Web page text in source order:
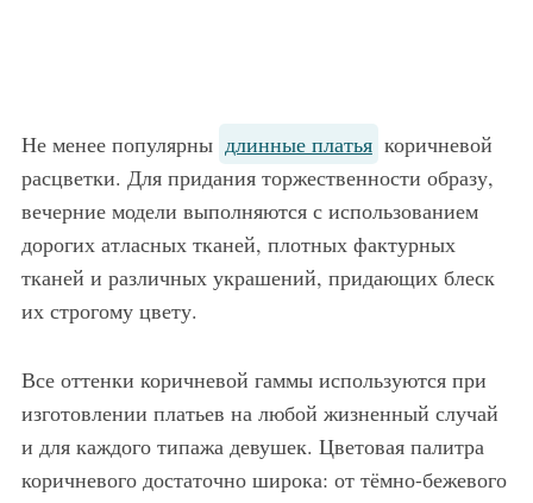
Не менее популярны длинные платья коричневой
расцветки. Для придания торжественности образу,
вечерние модели выполняются с использованием
дорогих атласных тканей, плотных фактурных
тканей и различных украшений, придающих блеск
их строгому цвету.
Все оттенки коричневой гаммы используются при
изготовлении платьев на любой жизненный случай
и для каждого типажа девушек. Цветовая палитра
коричневого достаточно широка: от тёмно-бежевого